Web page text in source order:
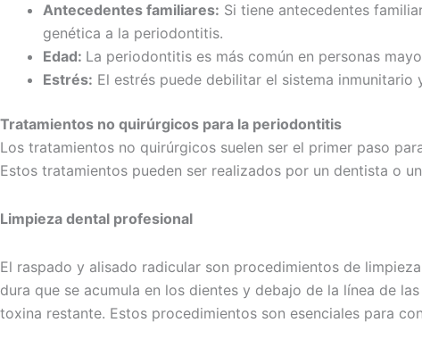
Antecedentes familiares: Si tiene antecedentes
genética a la periodontitis.
Edad: La periodontitis es más común en personas
Estrés: El estrés puede debilitar el sistema
Tratamientos no quirúrgicos para la periodontitis
Los tratamientos no quirúrgicos suelen ser el primer paso
Estos tratamientos pueden ser realizados por un dentista o
Limpieza dental profesional
El raspado y alisado radicular son procedimientos de
dura que se acumula en los dientes y debajo de la línea de
toxina restante. Estos procedimientos son esenciales para